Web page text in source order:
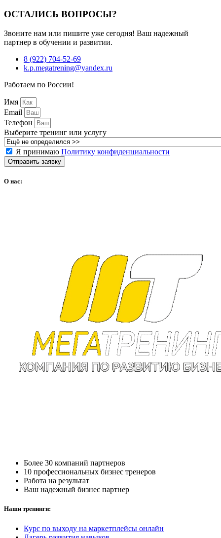
ОСТАЛИСЬ ВОПРОСЫ?
Звоните нам или пишите уже сегодня! Ваш надежный
партнер в обучении и развитии.
8 (922) 704-52-69
k.p.megatrening@yandex.ru
Работаем по России!
Имя
Email
Телефон
Выберите тренинг или услугу
Я принимаю Политику конфиденциальности
Отправить заявку
О нас:
Более 30 компаний партнеров
10 профессиональных бизнес тренеров
Работа на результат
Ваш надежный бизнес партнер
Наши тренинги:
Курс по выходу на маркетплейсы онлайн